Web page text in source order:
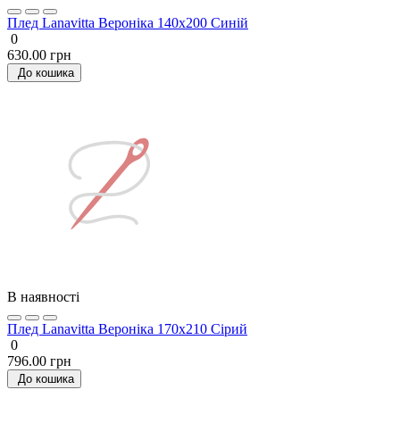
Плед Lanavitta Вероніка 140x200 Синій
0
630.00 грн
До кошика
В наявності
Плед Lanavitta Вероніка 170x210 Сірий
0
796.00 грн
До кошика